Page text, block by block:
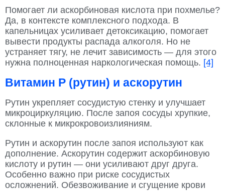
Помогает ли аскорбиновая кислота при похмелье?
Да, в контексте комплексного подхода. В
капельницах усиливает детоксикацию, помогает
вывести продукты распада алкоголя. Но не
устраняет тягу, не лечит зависимость — для этого
нужна полноценная наркологическая помощь. [4]
Витамин P (рутин) и аскорутин
Рутин укрепляет сосудистую стенку и улучшает
микроциркуляцию. После запоя сосуды хрупкие,
склонные к микрокровоизлияниям.
Рутин и аскорутин после запоя используют как
дополнение. Аскорутин содержит аскорбиновую
кислоту и рутин — они усиливают друг друга.
Особенно важно при риске сосудистых
осложнений. Обезвоживание и сгущение крови